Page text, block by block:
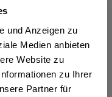
und Anzeigen zu
Medien anbieten
Website zu
zu Ihrer
Partner für
Warenkorb